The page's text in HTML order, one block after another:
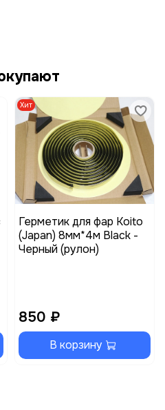
Хит
Герметик для фар Koito
(Japan) 8мм*4м Black -
Черный (рулон)
850 ₽
В корзину